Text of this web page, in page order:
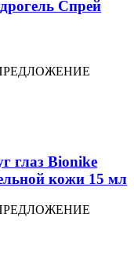
Спрей
глаз Bionike
кожи 15 мл